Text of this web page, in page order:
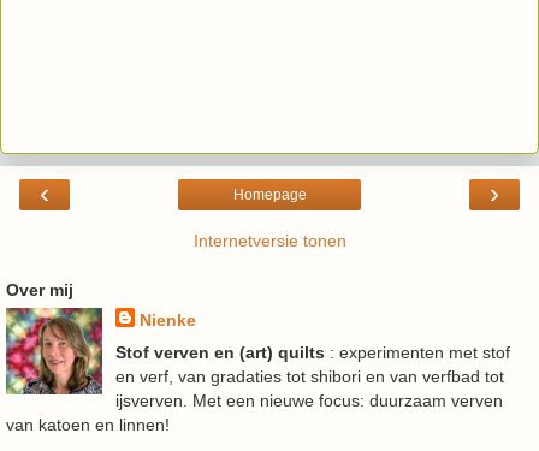
‹ ›
Homepage
Internetversie tonen
Over mij
Nienke
Stof verven en (art) quilts : experimenten met stof
en verf, van gradaties tot shibori en van verfbad tot
ijsverven. Met een nieuwe focus: duurzaam verven
van katoen en linnen!